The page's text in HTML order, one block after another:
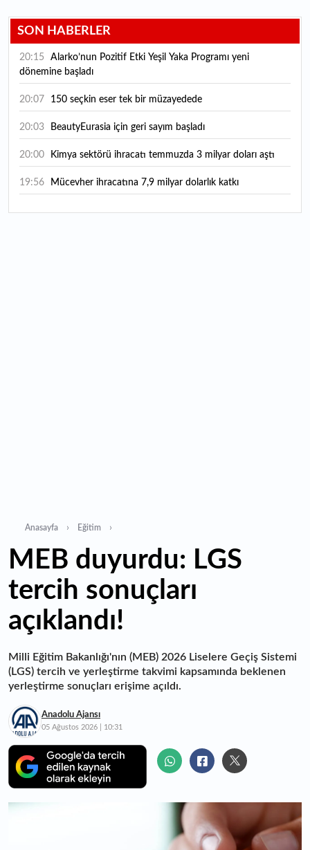
SON HABERLER
20:15
dönemine başladı
20:07 150 seçkin eser tek bir müzayedede
20:03 BeautyEurasia için geri sayım başladı
20:00 Kimya sektörü ihracatı temmuzda 3 milyar doları aştı
19:56 Mücevher ihracatına 7,9 milyar dolarlık katkı
18:21 Güç elektroniğinde küresel oyun kurucu olmayı
Anasayfa Eğitim
MEB duyurdu: LGS
tercih sonuçları
açıklandı!
Milli Eğitim Bakanlığı'nın (MEB) 2026 Liselere Geçiş Sistemi
(LGS) tercih ve yerleştirme takvimi kapsamında beklenen
yerleştirme sonuçları erişime açıldı.
Anadolu Ajansı
05 Ağustos 2026 | 10:31